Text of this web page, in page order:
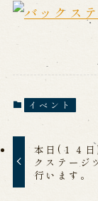
淡路島と
淡路人形
南あわじ
ご利
営業日時
イベント
本日(１４日
クステージ
行います。